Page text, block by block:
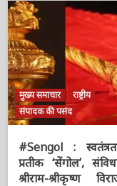
मुख्य समाचार
राष्ट्रीय
संपादक की पसंद